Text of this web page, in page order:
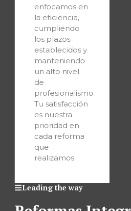
Leading the way
enfocamos en
la eficiencia,
cumpliendo
los plazos
establecidos y
manteniendo
un alto nivel
de
profesionalismo.
Tu satisfacción
es nuestra
prioridad en
cada reforma
que
realizamos.